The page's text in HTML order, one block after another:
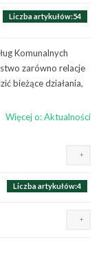
Liczba artykułów:54
Komunalnych
zarówno relacje
bieżące działania,
Więcej o: Aktualności
Liczba artykułów:1
Liczba artykułów:4